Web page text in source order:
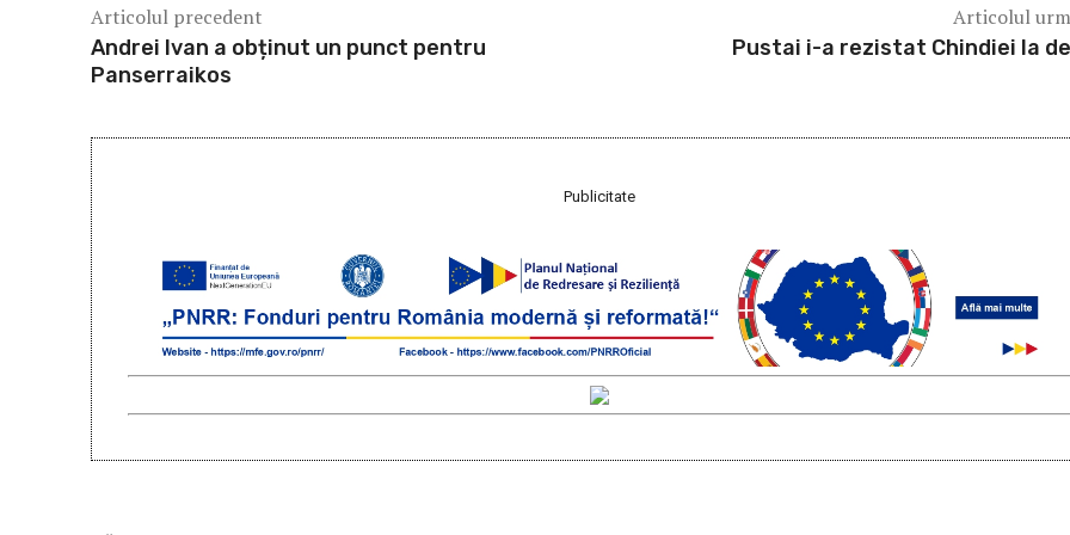
Articolul precedent
Andrei Ivan a obținut un punct pentru
Panserraikos
Articolul
Pustai i-a rezistat Chindiei la
Publicitate